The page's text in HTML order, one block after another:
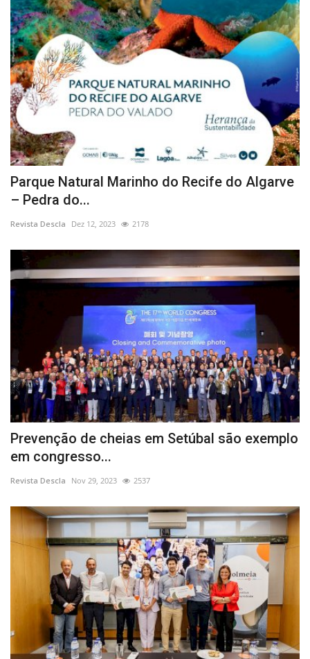
Parque Natural Marinho do Recife do Algarve
– Pedra do...
Revista Descla Dez 12, 2023 2178
Prevenção de cheias em Setúbal são exemplo
em congresso...
Revista Descla Nov 29, 2023 2537